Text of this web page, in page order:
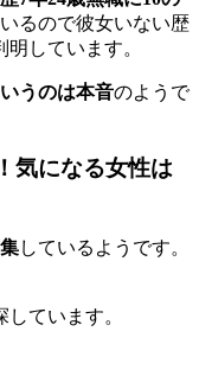
るので彼女いない歴
しています。
うのは本音のようで
気になる女性は
しているようです。
ています。